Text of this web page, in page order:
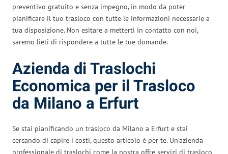
preventivo gratuito e senza impegno, in modo da poter
pianificare il tuo trasloco con tutte le informazioni necessarie a
tua disposizione. Non esitare a metterti in contatto con noi,
saremo lieti di rispondere a tutte le tue domande.
Azienda di Traslochi
Economica per il Trasloco
da Milano a Erfurt
Se stai pianificando un trasloco da Milano a Erfurt e stai
cercando di capire i costi, questo articolo è per te. Un’azienda
professionale di traslochi come la nostra offre servizi di trasloco